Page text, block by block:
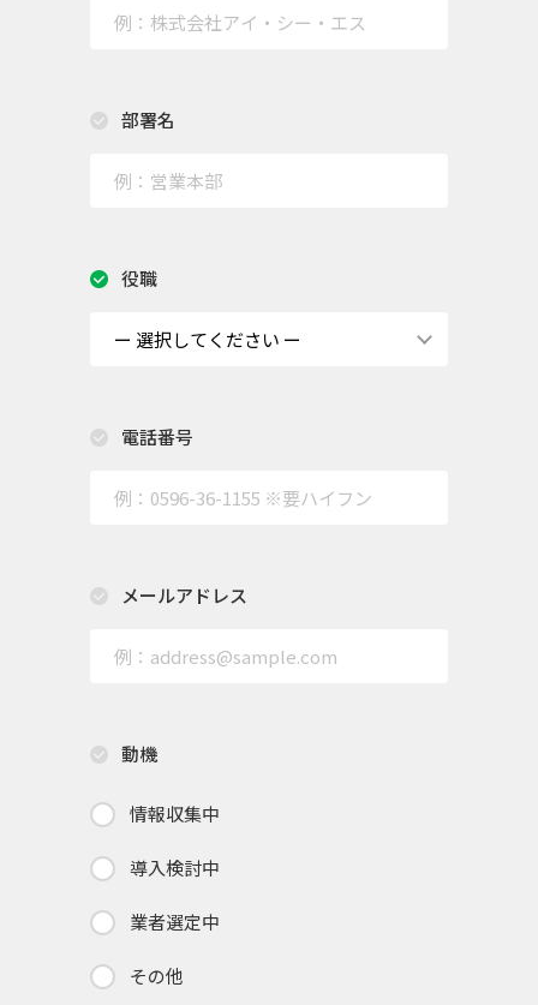
部署名
役職
電話番号
メールアドレス
動機
情報収集中
導入検討中
業者選定中
その他